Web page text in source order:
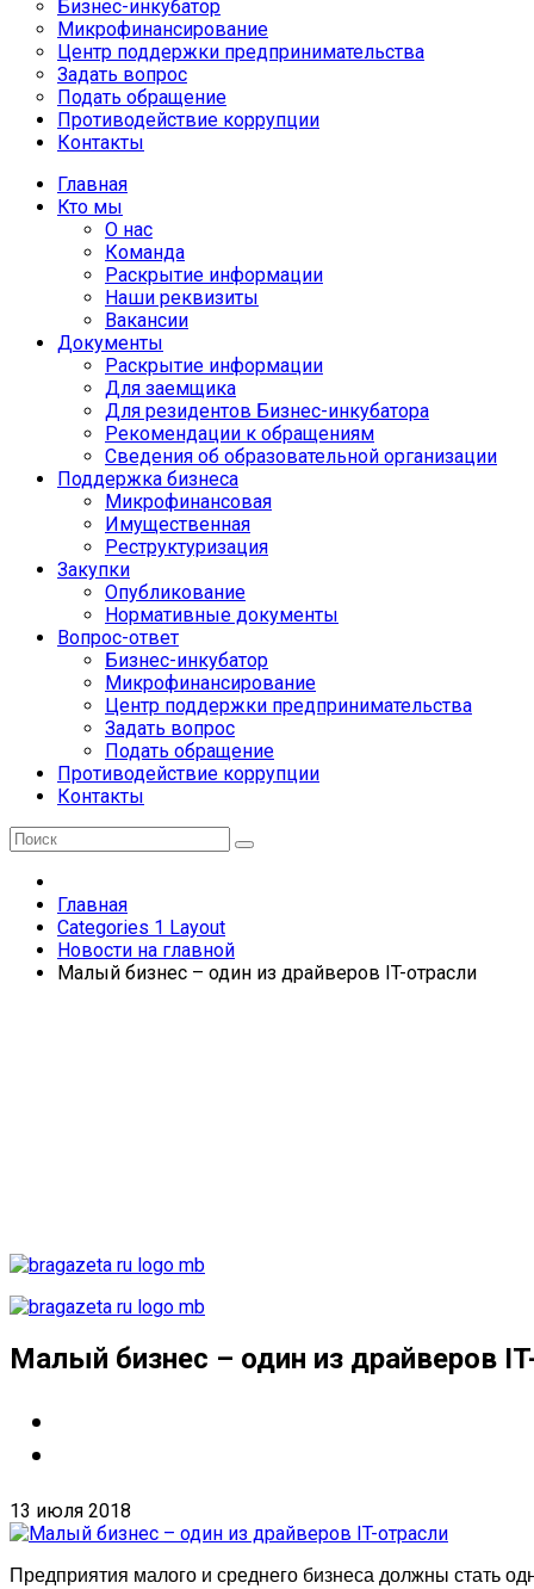
Бизнес-инкубатор
Микрофинансирование
Центр поддержки предпринимательства
Задать вопрос
Подать обращение
Противодействие коррупции
Контакты
Главная
Кто мы
О нас
Команда
Раскрытие информации
Наши реквизиты
Вакансии
Документы
Раскрытие информации
Для заемщика
Для резидентов Бизнес-инкубатора
Рекомендации к обращениям
Сведения об образовательной организации
Поддержка бизнеса
Микрофинансовая
Имущественная
Реструктуризация
Закупки
Опубликование
Нормативные документы
Вопрос-ответ
Бизнес-инкубатор
Микрофинансирование
Центр поддержки предпринимательства
Задать вопрос
Подать обращение
Противодействие коррупции
Контакты
Главная
Categories 1 Layout
Новости на главной
Малый бизнес – один из драйверов IT-отрасли
Малый бизнес – один из драйверов
13 июля 2018
Предприятия малого и среднего бизнеса должны стать